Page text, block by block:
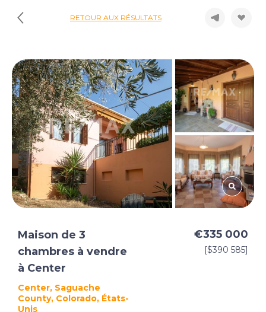
RETOUR AUX RÉSULTATS
Maison de 3
chambres à vendre
à Center
Center, Saguache
County, Colorado, États-
Unis
€335 000
[$390 585]